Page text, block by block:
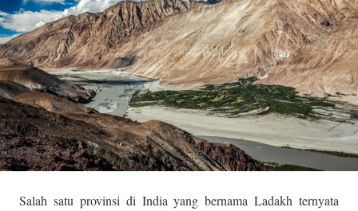
Salah satu provinsi di India yang bernama Ladakh ternyata